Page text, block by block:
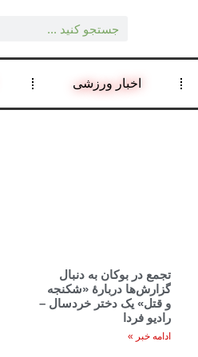
اخبار ورزشی
تجمع در بوکان به دنبال
گزارش‌ها دربارهٔ «شکنجه
و قتل» یک دختر خردسال –
رادیو فردا
ادامه خبر »